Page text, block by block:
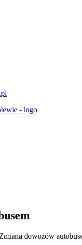
Zmiana dowozów